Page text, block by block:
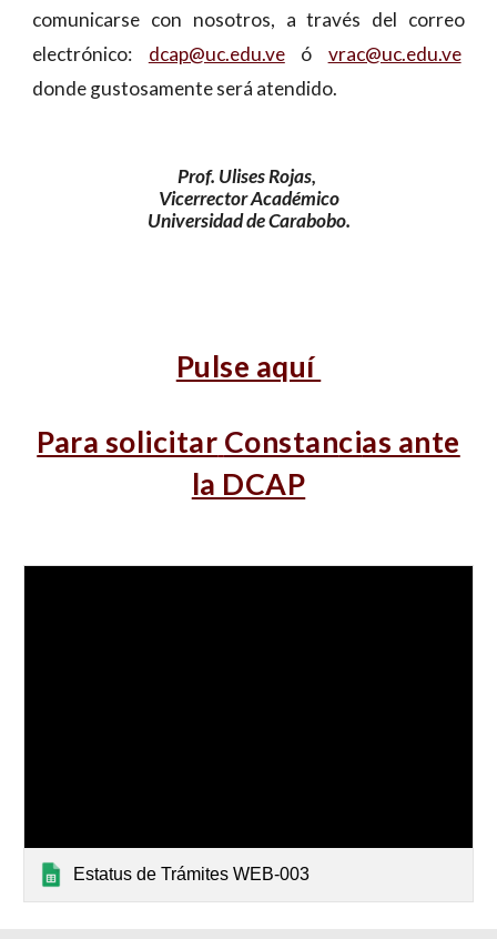
comunicarse con nosotros, a través del correo
electrónico: dcap@uc.edu.veó vrac@uc.edu.ve
donde gustosamente será atendido.
Prof. Ulises Rojas,
Vicerrector Académico
Universidad de Carabobo.
Pulse aquí
Para solicitar Constancias ante
la DCAP
Estatus de Trámites WEB-003